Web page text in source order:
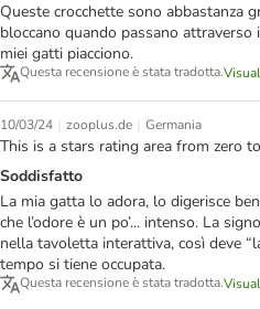
Queste crocchette sono abbastanza
bloccano quando passano
miei gatti piacciono.
Questa recensione è stata tradotta.
10/03/24 | zooplus.de | Germania
This is a stars rating area from zero
Soddisfatto
La mia gatta lo adora, lo digerisce
che l’odore è un po’... intenso. La
nella tavoletta interattiva, così deve
tempo si tiene occupata.
Questa recensione è stata tradotta.